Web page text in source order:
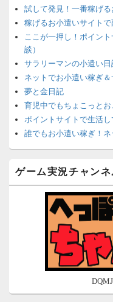
試して発見！一番稼げる
稼げるお小遣いサイトで
ここが一押し！ポイン
談）
サラリーマンの小遣い日
ネットでお小遣い稼ぎ
夢と金日記
育児中でもちょこっと
ポイントサイトで生活し
誰でもお小遣い稼ぎ！
ネットで簡単にお小遣
ポイントがお金に！？-
在宅deお小遣い！～小
ネット収入攻略ナビ
ポイントサイトは安全
ゲーム実況チャンネ